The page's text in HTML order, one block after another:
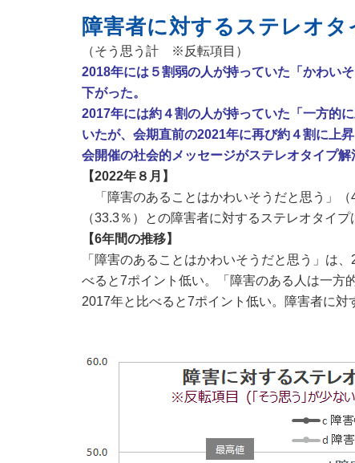
障害者に対するステレオタ
（そう思う計 ※反転項目）
2018年には５割弱の人が持っていた「かわい
下がった。
2017年には約４割の人が持っていた「一方的
いたが、会期直前の2021年に再び約４割に上
会開催の社会的メッセージがステレオタイプ
【2022年８月】
「障害のあることはかわいそうだと思う」（
（33.3％）との障害者に対するステレオタイプ
【6年間の推移】
「障害のあることはかわいそうだと思う」は
べると7ポイント低い。「障害のある人は一方
2017年と比べると7ポイント低い。障害者に